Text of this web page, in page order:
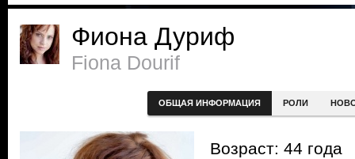
Фиона Дуриф
Fiona Dourif
ОБЩАЯ ИНФОРМАЦИЯ РОЛИ
Возраст: 44 года